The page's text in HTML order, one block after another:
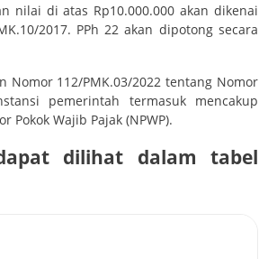
nilai di atas Rp10.000.000 akan dikenai
2017. PPh 22 akan dipotong secara
112/PMK.03/2022 tentang Nomor
pemerintah termasuk mencakup
Wajib Pajak (NPWP).
dilihat dalam tabel